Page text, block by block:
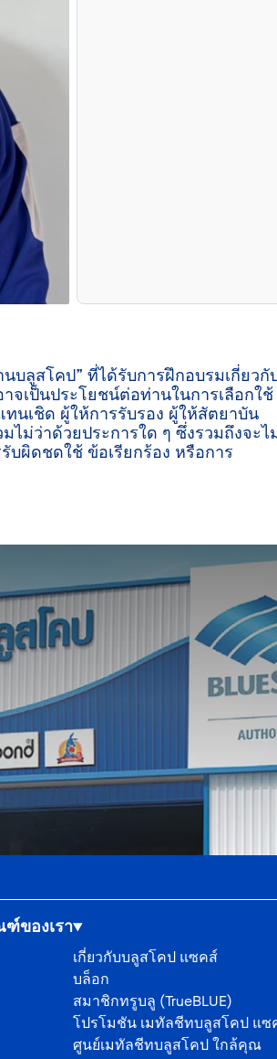
บลูสโคป” ที่ได้รับการฝึกอบรมเกี่ยวกั
เป็นประโยชน์ต่อท่านในการเลือกใช้
นเชิด ผู้ให้การรับรอง ผู้ให้สัตยาบัน
ม่ว่าด้วยประการใด ๆ ซึ่งรวมถึงจะไ
บผิดชดใช้ ข้อเรียกร้อง หรือการ
ของเรา
เกี่ยวกับบลูสโคป แซคส์
บล็อก
สมาชิกทรูบลู (TrueBLUE)
โปรโมชัน เมทัลชีทบลูสโคป แซ
ศูนย์เมทัลชีทบลูสโคป ใกล้คุณ